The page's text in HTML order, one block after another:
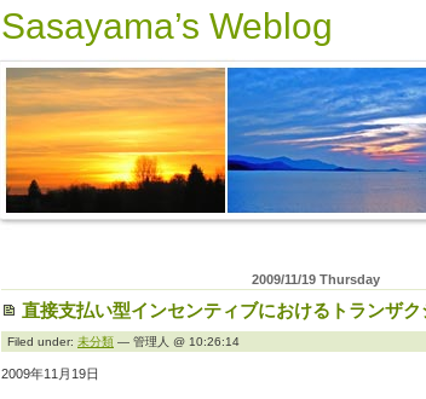
Sasayama’s Weblog
2009/11/19 Thursday
直接支払い型インセンティブにおけるトランザ
Filed under: 未分類 — 管理人 @ 10:26:14
2009年11月19日